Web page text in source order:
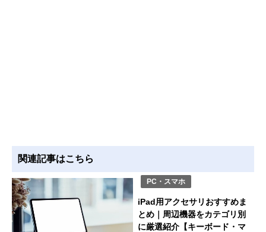
関連記事はこちら
PC・スマホ
iPad用アクセサリおすすめま
とめ｜周辺機器をカテゴリ別
に厳選紹介【キーボード・マ